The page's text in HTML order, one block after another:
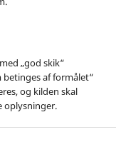
„god skik“
betinges af formålet“
og kilden skal
oplysninger.